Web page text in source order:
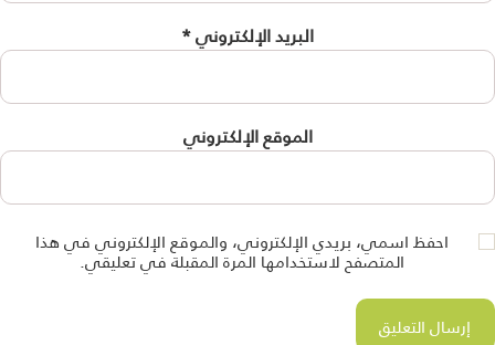
البريد الإلكتروني*
الموقع الإلكتروني
احفظ اسمي، بريدي الإلكتروني، والموقع الإلكتروني في هذا
المتصفح لاستخدامها المرة المقبلة في تعليقي.